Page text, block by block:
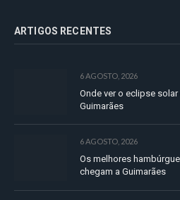
ARTIGOS RECENTES
6 AGOSTO, 2026
Onde ver o eclipse
Guimarães
6 AGOSTO, 2026
Os melhores
chegam a Guimarães